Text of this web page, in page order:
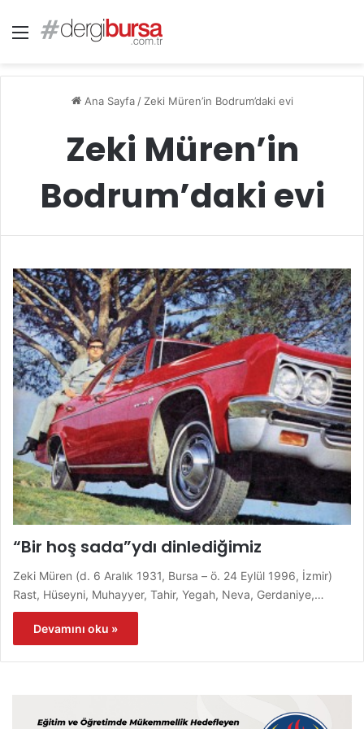
Menü
Ana Sayfa / Zeki Müren’in Bodrum’daki evi
Zeki Müren’in
Bodrum’daki evi
“Bir hoş sada”ydı dinlediğimiz
Zeki Müren (d. 6 Aralık 1931, Bursa – ö. 24 Eylül 1996, İzmir)
Rast, Hüseyni, Muhayyer, Tahir, Yegah, Neva, Gerdaniye,…
Devamını oku »